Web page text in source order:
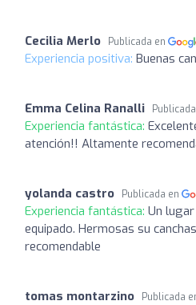
Cecilia Merlo Publicada en
Experiencia positiva: Buenas
Emma Celina Ranalli
Experiencia fantástica:
atención!! Altamente
yolanda castro Publicada en
Experiencia fantástica: Un
equipado. Hermosas su
recomendable
tomas montarzino Publicada